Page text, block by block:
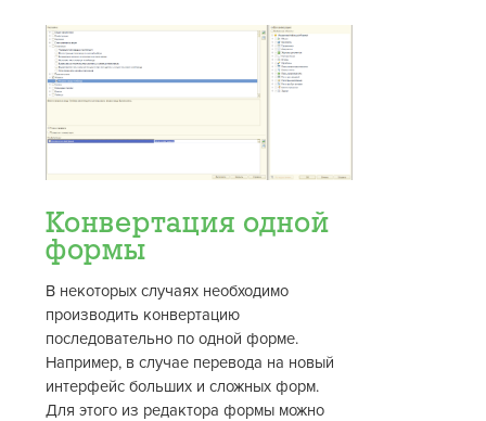
Конвертация одной
формы
В некоторых случаях необходимо
производить конвертацию
последовательно по одной форме.
Например, в случае перевода на новый
интерфейс больших и сложных форм.
Для этого из редактора формы можно